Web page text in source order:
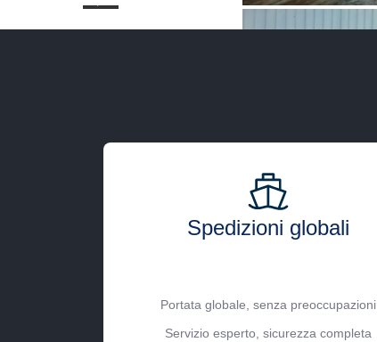
Spedizioni globali
Portata globale, senza preoccupazioni
Servizio esperto, sicurezza completa